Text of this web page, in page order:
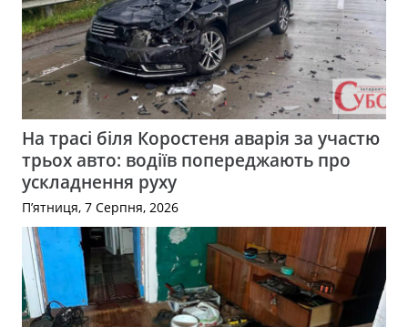
На трасі біля Коростеня аварія за участю
трьох авто: водіїв попереджають про
ускладнення руху
П’ятниця, 7 Серпня, 2026